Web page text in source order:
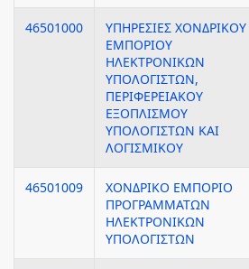
46501000
ΥΠΗΡΕΣΙΕΣ ΧΟΝΔΡΙΚΟΥ
ΕΜΠΟΡΙΟΥ
ΗΛΕΚΤΡΟΝΙΚΩΝ
ΥΠΟΛΟΓΙΣΤΩΝ,
ΠΕΡΙΦΕΡΕΙΑΚΟΥ
ΕΞΟΠΛΙΣΜΟΥ
ΥΠΟΛΟΓΙΣΤΩΝ ΚΑΙ
ΛΟΓΙΣΜΙΚΟΥ
46501009
ΧΟΝΔΡΙΚΟ ΕΜΠΟΡΙΟ
ΠΡΟΓΡΑΜΜΑΤΩΝ
ΗΛΕΚΤΡΟΝΙΚΩΝ
ΥΠΟΛΟΓΙΣΤΩΝ